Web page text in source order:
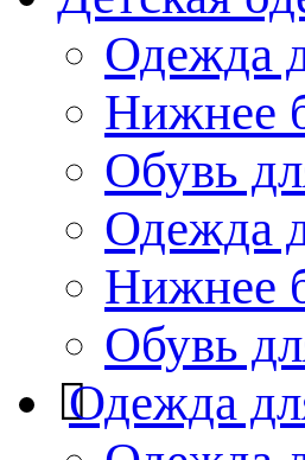
Одежда
Нижнее
Обувь
Одежда
Нижнее
Обувь
Одежда